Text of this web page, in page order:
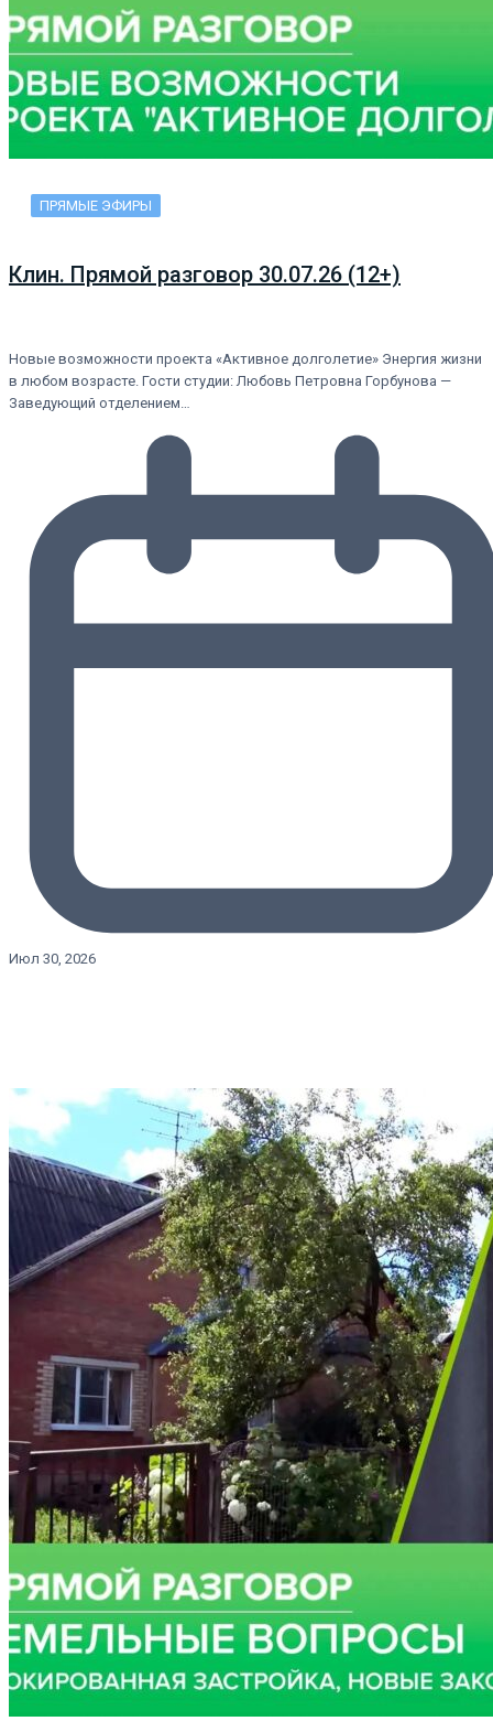
ПРЯМЫЕ ЭФИРЫ
Клин. Прямой разговор 30.07.26 (12+)
Новые возможности проекта «Активное долголетие» Энергия жизни
в любом возрасте. Гости студии: Любовь Петровна Горбунова —
Заведующий отделением…
Июл 30, 2026